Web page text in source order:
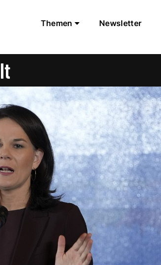
Themen Newsletter